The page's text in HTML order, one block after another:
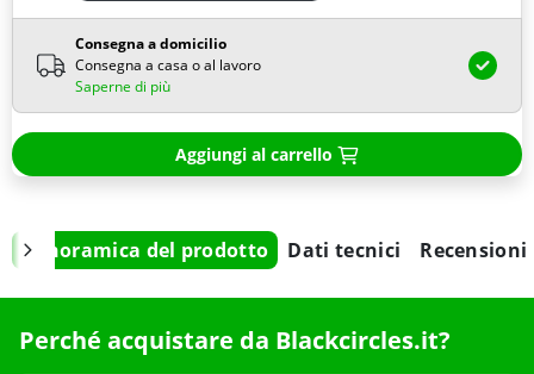
Consegna a domicilio
Consegna a casa o al lavoro
Saperne di più
Aggiungi al carrello
Panoramica del prodotto Dati tecnici Recensioni
Perché acquistare da Blackcircles.it?